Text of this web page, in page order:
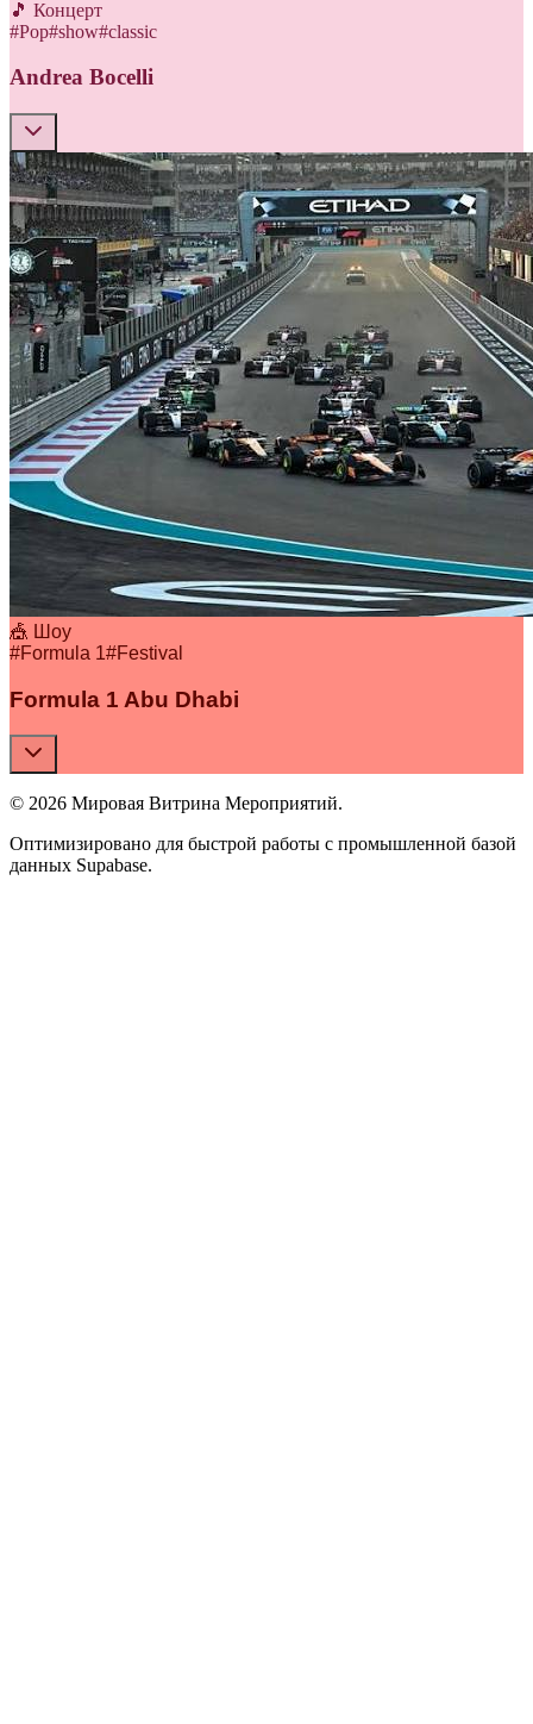
🎵 Концерт
#Pop#show#classic
Andrea Bocelli
🎪 Шоу
#Formula 1#Festival
Formula 1 Abu Dhabi
© 2026 Мировая Витрина Мероприятий.
Оптимизировано для быстрой работы с промышленной базой
данных Supabase.